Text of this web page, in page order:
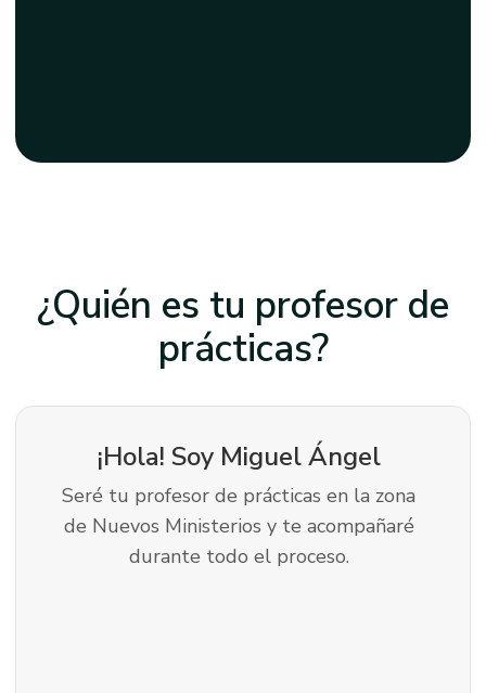
¿Quién es tu profesor de
prácticas?
¡Hola! Soy Miguel Ángel
Seré tu profesor de prácticas en la zona
de Nuevos Ministerios y te acompañaré
durante todo el proceso.